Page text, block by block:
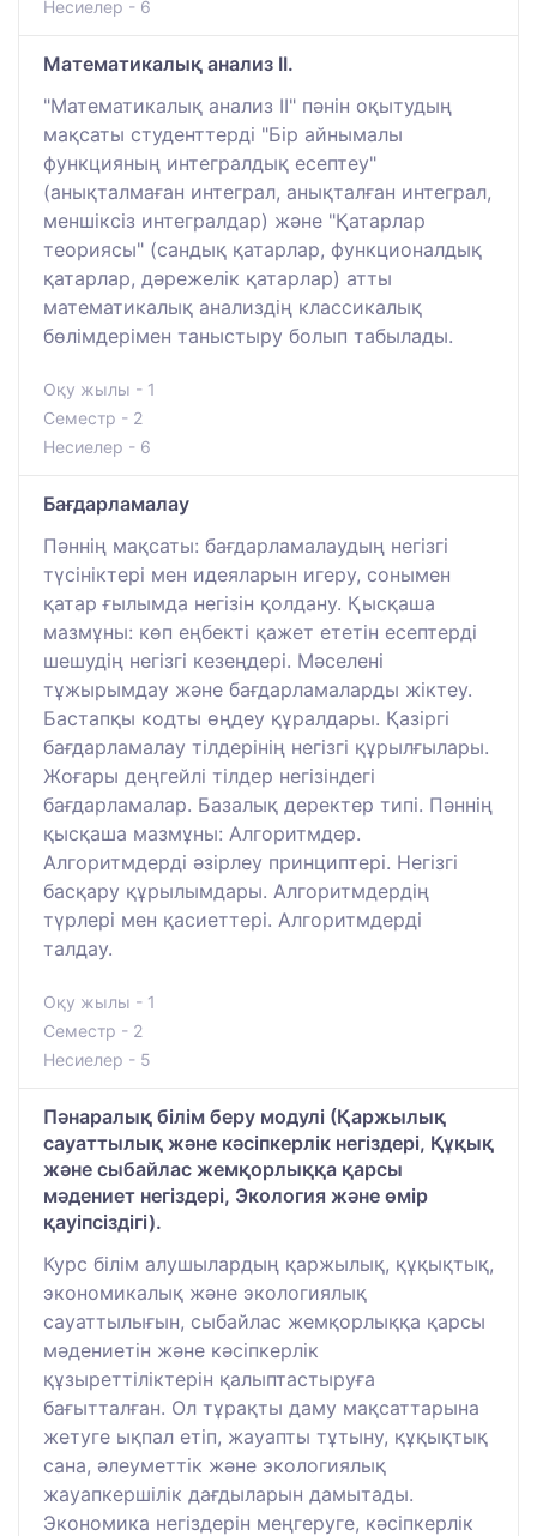
Несиелер - 6
Математикалық анализ II.
"Математикалық анализ II" пәнін оқытудың
мақсаты студенттерді "Бір айнымалы
функцияның интегралдық есептеу"
(анықталмаған интеграл, анықталған интеграл,
меншіксіз интегралдар) және "Қатарлар
теориясы" (сандық қатарлар, функционалдық
қатарлар, дәрежелік қатарлар) атты
математикалық анализдің классикалық
бөлімдерімен таныстыру болып табылады.
Оқу жылы - 1
Семестр - 2
Несиелер - 6
Бағдарламалау
Пәннің мақсаты: бағдарламалаудың негізгі
түсініктері мен идеяларын игеру, сонымен
қатар ғылымда негізін қолдану. Қысқаша
мазмұны: көп еңбекті қажет ететін есептерді
шешудің негізгі кезеңдері. Мәселені
тұжырымдау және бағдарламаларды жіктеу.
Бастапқы кодты өңдеу құралдары. Қазіргі
бағдарламалау тілдерінің негізгі құрылғылары.
Жоғары деңгейлі тілдер негізіндегі
бағдарламалар. Базалық деректер типі. Пәннің
қысқаша мазмұны: Алгоритмдер.
Алгоритмдерді әзірлеу принциптері. Негізгі
басқару құрылымдары. Алгоритмдердің
түрлері мен қасиеттері. Алгоритмдерді
талдау.
Оқу жылы - 1
Семестр - 2
Несиелер - 5
Пәнаралық білім беру модулі (Қаржылық
сауаттылық және кәсіпкерлік негіздері, Құқық
және сыбайлас жемқорлыққа қарсы
мәдениет негіздері, Экология және өмір
қауіпсіздігі).
Курс білім алушылардың қаржылық, құқықтық,
экономикалық және экологиялық
сауаттылығын, сыбайлас жемқорлыққа қарсы
мәдениетін және кәсіпкерлік
құзыреттіліктерін қалыптастыруға
бағытталған. Ол тұрақты даму мақсаттарына
жетуге ықпал етіп, жауапты тұтыну, құқықтық
сана, әлеуметтік және экологиялық
жауапкершілік дағдыларын дамытады.
Экономика негіздерін меңгеруге, кәсіпкерлік